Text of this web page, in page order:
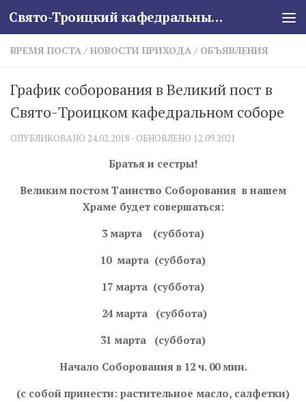
Skip to content Свято-Троицкий кафедральный собор
ВРЕМЯ ПОСТА / НОВОСТИ ПРИХОДА / ОБЪЯВЛЕНИЯ
График соборования в Великий пост в
Свято-Троицком кафедральном соборе
ОПУБЛИКОВАНО 24.02.2018 · ОБНОВЛЕНО 12.09.2021
Братья и сестры!
Великим постом Таинство Соборования в нашем
Храме будет совершаться:
3 марта (суббота)
10 марта (суббота)
17 марта (суббота)
24 марта (суббота)
31 марта (суббота)
Начало Соборования в 12 ч. 00 мин.
(с собой принести: растительное масло, салфетки)